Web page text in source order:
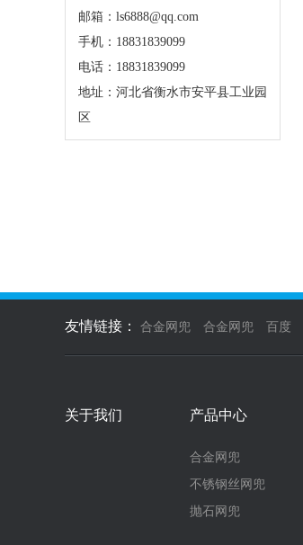
邮箱：ls6888@qq.com
手机：18831839099
电话：18831839099
地址：河北省衡水市安平县工业园
区
友情链接： 合金网兜 合金网兜 百度
关于我们 产品中心
合金网兜
不锈钢丝网兜
抛石网兜